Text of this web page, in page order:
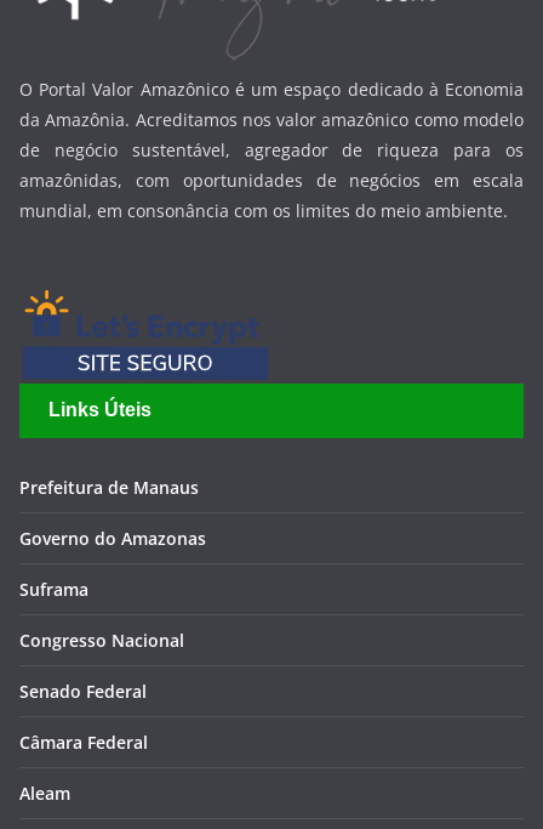
O Portal Valor Amazônico é um espaço dedicado à Economia
da Amazônia. Acreditamos nos valor amazônico como modelo
de negócio sustentável, agregador de riqueza para os
amazônidas, com oportunidades de negócios em escala
mundial, em consonância com os limites do meio ambiente.
Links Úteis
Prefeitura de Manaus
Governo do Amazonas
Suframa
Congresso Nacional
Senado Federal
Câmara Federal
Aleam